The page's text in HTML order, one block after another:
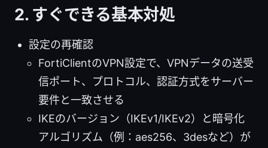
2. すぐできる基本対処
設定の再確認
FortiClientのVPN設定で、VPNデータの送受
信ポート、プロトコル、認証方式をサーバー
要件と一致させる
IKEのバージョン（IKEv1/IKEv2）と暗号化
アルゴリズム（例：aes256、3desなど）が